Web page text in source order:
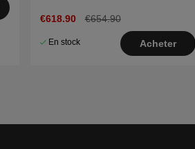
€618.90 €654.90
En stock Acheter